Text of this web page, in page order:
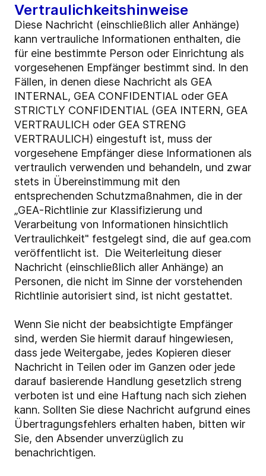
Vertraulichkeitshinweise
Diese Nachricht (einschließlich aller Anhänge)
kann vertrauliche Informationen enthalten, die
für eine bestimmte Person oder Einrichtung als
vorgesehenen Empfänger bestimmt sind. In den
Fällen, in denen diese Nachricht als GEA
INTERNAL, GEA CONFIDENTIAL oder GEA
STRICTLY CONFIDENTIAL (GEA INTERN, GEA
VERTRAULICH oder GEA STRENG
VERTRAULICH) eingestuft ist, muss der
vorgesehene Empfänger diese Informationen als
vertraulich verwenden und behandeln, und zwar
stets in Übereinstimmung mit den
entsprechenden Schutzmaßnahmen, die in der
„GEA-Richtlinie zur Klassifizierung und
Verarbeitung von Informationen hinsichtlich
Vertraulichkeit" festgelegt sind, die auf gea.com
veröffentlicht ist. Die Weiterleitung dieser
Nachricht (einschließlich aller Anhänge) an
Personen, die nicht im Sinne der vorstehenden
Richtlinie autorisiert sind, ist nicht gestattet.
Wenn Sie nicht der beabsichtigte Empfänger
sind, werden Sie hiermit darauf hingewiesen,
dass jede Weitergabe, jedes Kopieren dieser
Nachricht in Teilen oder im Ganzen oder jede
darauf basierende Handlung gesetzlich streng
verboten ist und eine Haftung nach sich ziehen
kann. Sollten Sie diese Nachricht aufgrund eines
Übertragungsfehlers erhalten haben, bitten wir
Sie, den Absender unverzüglich zu
benachrichtigen.